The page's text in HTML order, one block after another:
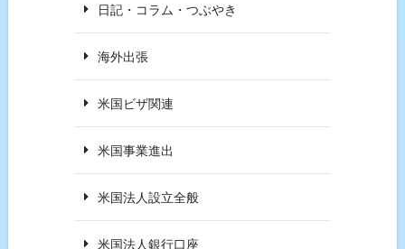
日記・コラム・つぶやき
海外出張
米国ビザ関連
米国事業進出
米国法人設立全般
米国法人銀行口座